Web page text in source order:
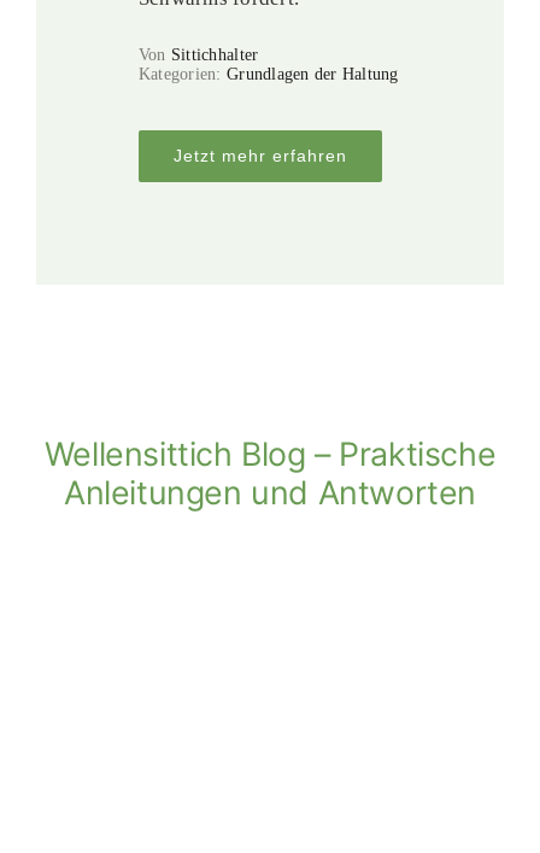
Von Sittichhalter
Kategorien: Grundlagen der Haltung
Jetzt mehr erfahren
Wellensittich Blog – Praktische
Anleitungen und Antworten